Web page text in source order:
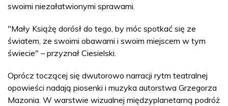
swoimi niezałatwionymi sprawami.
"Mały Książę dorósł do tego, by móc spotkać się ze
światem, ze swoimi obawami i swoim miejscem w tym
świecie" – przyznał Ciesielski.
Oprócz toczącej się dwutorowo narracji rytm teatralnej
opowieści nadają piosenki i muzyka autorstwa Grzegorza
Mazonia. W warstwie wizualnej międzyplanetarną podróż